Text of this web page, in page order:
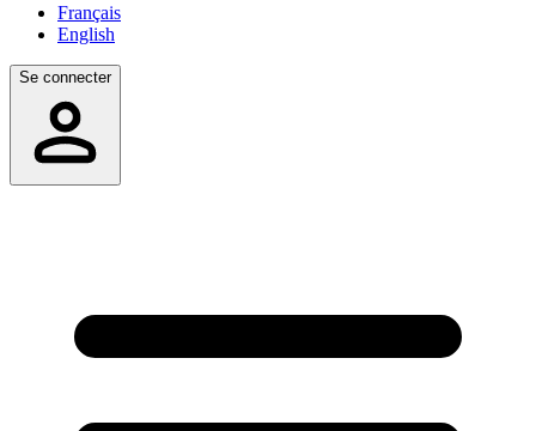
Français
English
Se connecter